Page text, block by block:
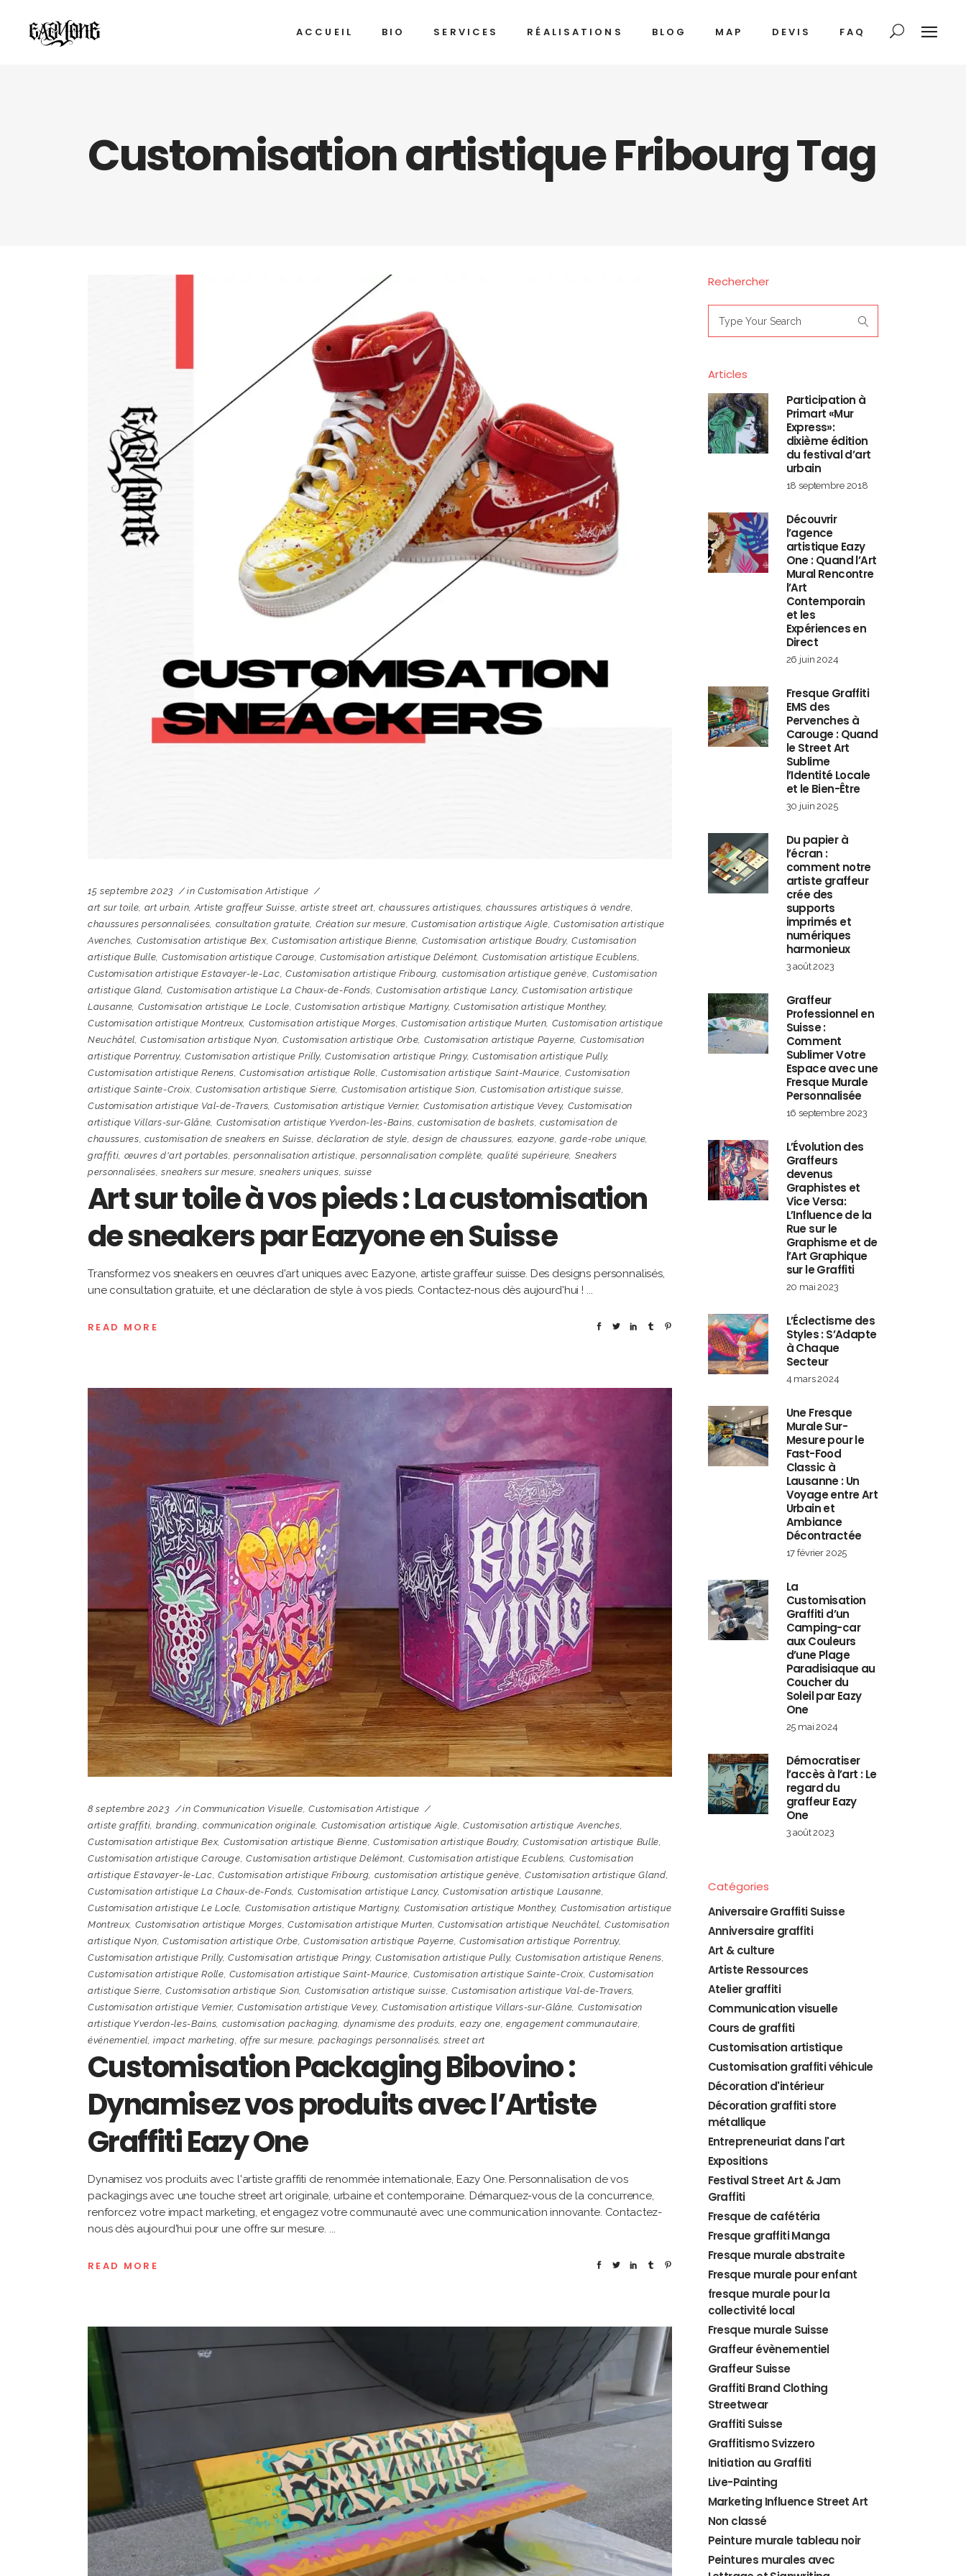
ACCUEIL BIO SERVICES RÉALISATIONS BLOG MAP DEVIS FAQ
Customisation artistique Fribourg Tag
15 septembre 2023 in Customisation Artistique
art sur toile art urbain Artiste graffeur Suisse artiste street art chaussures artistiques ,chaussures artistiques à vendre
chaussures personnalisées consultation gratuite Création sur mesure ,Customisation artistique Aigle ,Customisation artistique
Avenches Customisation artistique Bex,Customisation artistique Bienne Customisation artistique Boudry, Customisation
artistique Bulle Customisation artistique Carouge Customisation artistique Delémont Customisation artistique Ecublens
Customisation artistique Estavayer-le-Lac Customisation artistique Fribourg customisation artistique genève ,Customisation
artistique Gland Customisation artistique La Chaux-de-Fonds ,Customisation artistique Lancy,Customisation artistique
Lausanne Customisation artistique Le Locle ,Customisation artistique Martigny,Customisation artistique Monthey,
Customisation artistique Montreux, Customisation artistique Morges ,Customisation artistique Murten Customisation artistique
Neuchâtel ,Customisation artistique Nyon ,Customisation artistique Orbe Customisation artistique Payerne Customisation
artistique Porrentruy, Customisation artistique Prilly,Customisation artistique Pringy, Customisation artistique Pully,
Customisation artistique Renens ,Customisation artistique Rolle ,Customisation artistique Saint-Maurice ,Customisation
artistique Sainte-Croix,Customisation artistique Sierre Customisation artistique Sion Customisation artistique suisse
Customisation artistique Val-de-Travers Customisation artistique Vernier, Customisation artistique Vevey, Customisation
artistique Villars-sur-Glâne Customisation artistique Yverdon-les-Bains ,customisation de baskets ,customisation de
chaussures customisation de sneakers en Suisse déclaration de style ,design de chaussures eazyone ,garde-robe unique
graffiti œuvres d'art portables ,personnalisation artistique ,personnalisation complète qualité supérieure Sneakers
personnalisées ,sneakers sur mesure ,sneakers uniques suisse
Art sur toile à vos pieds : La customisation
de sneakers par Eazyone en Suisse
Transformez vos sneakers en œuvres d'art uniques avec Eazyone, artiste graffeur suisse. Des designs personnalisés,
une consultation gratuite, et une déclaration de style à vos pieds. Contactez-nous dès aujourd'hui !
READ MORE
8 septembre 2023 in Communication Visuelle Customisation Artistique
artiste graffiti branding ,communication originale Customisation artistique Aigle ,Customisation artistique Avenches
Customisation artistique Bex, Customisation artistique Bienne Customisation artistique Boudry,Customisation artistique Bulle
Customisation artistique Carouge ,Customisation artistique Delémont Customisation artistique Ecublens Customisation
artistique Estavayer-le-Lac Customisation artistique Fribourg customisation artistique genève ,Customisation artistique Gland
Customisation artistique La Chaux-de-Fonds Customisation artistique Lancy,Customisation artistique Lausanne
Customisation artistique Le Locle Customisation artistique Martigny, Customisation artistique Monthey, Customisation artistique
Montreux, Customisation artistique Morges Customisation artistique Murten ,Customisation artistique Neuchâtel Customisation
artistique Nyon ,Customisation artistique Orbe ,Customisation artistique Payerne ,Customisation artistique Porrentruy,
Customisation artistique Prilly,Customisation artistique Pringy, Customisation artistique Pully, Customisation artistique Renens
Customisation artistique Rolle Customisation artistique Saint-Maurice Customisation artistique Sainte-Croix,Customisation
artistique Sierre ,Customisation artistique Sion Customisation artistique suisse ,Customisation artistique Val-de-Travers
Customisation artistique Vernier,Customisation artistique Vevey, Customisation artistique Villars-sur-Glâne Customisation
artistique Yverdon-les-Bains customisation packaging dynamisme des produits ,eazy one engagement communautaire
événementiel ,impact marketing offre sur mesure packagings personnalisés ,street art
Customisation Packaging Bibovino :
Dynamisez vos produits avec l’Artiste
Graffiti Eazy One
Dynamisez vos produits avec l'artiste graffiti de renommée internationale, Eazy One. Personnalisation de vos
packagings avec une touche street art originale, urbaine et contemporaine. Démarquez-vous de la concurrence,
renforcez votre impact marketing, et engagez votre communauté avec une communication innovante. Contactez-
nous dès aujourd'hui pour une offre sur mesure.
READ MORE
Rechercher
for:
Articles
Participation à
Primart «Mur
Express»:
dixième édition
du festival d’art
urbain
18 septembre 2018
Découvrir
l’agence
artistique Eazy
One : Quand l’Art
Mural Rencontre
l’Art
Contemporain
et les
Expériences en
Direct
26 juin 2024
Fresque Graffiti
EMS des
Pervenches à
Carouge : Quand
le Street Art
Sublime
l’Identité Locale
et le Bien-Être
30 juin 2025
Du papier à
l’écran :
comment notre
artiste graffeur
crée des
supports
imprimés et
numériques
harmonieux
3 août 2023
Graffeur
Professionnel en
Suisse :
Comment
Sublimer Votre
Espace avec une
Fresque Murale
Personnalisée
16 septembre 2023
L’Évolution des
Graffeurs
devenus
Graphistes et
Vice Versa:
L’Influence de la
Rue sur le
Graphisme et de
l’Art Graphique
sur le Graffiti
20 mai 2023
L’Éclectisme des
Styles : S’Adapte
à Chaque
Secteur
4 mars 2024
Une Fresque
Murale Sur-
Mesure pour le
Fast-Food
Classic à
Lausanne : Un
Voyage entre Art
Urbain et
Ambiance
Décontractée
17 février 2025
La
Customisation
Graffiti d’un
Camping-car
aux Couleurs
d’une Plage
Paradisiaque au
Coucher du
Soleil par Eazy
One
25 mai 2024
Démocratiser
l’accès à l’art : Le
regard du
graffeur Eazy
One
3 août 2023
Catégories
Aniversaire Graffiti Suisse
Anniversaire graffiti
Art & culture
Artiste Ressources
Atelier graffiti
Communication visuelle
Cours de graffiti
Customisation artistique
Customisation graffiti véhicule
Décoration d'intérieur
Décoration graffiti store
métallique
Entrepreneuriat dans l'art
Expositions
Festival Street Art & Jam
Graffiti
Fresque de cafétéria
Fresque graffiti Manga
Fresque murale abstraite
Fresque murale pour enfant
fresque murale pour la
collectivité local
Fresque murale Suisse
Graffeur évènementiel
Graffeur Suisse
Graffiti Brand Clothing
Streetwear
Graffiti Suisse
Graffitismo Svizzero
Initiation au Graffiti
Live-Painting
Marketing Influence Street Art
Non classé
Peinture murale tableau noir
Peintures murales avec